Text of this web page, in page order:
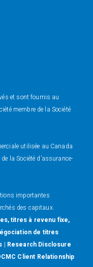
et sont fournis au
membre de la Société
utilisée au Canada
la Société d’assurance-
importantes
des capitaux.
titres à revenu fixe,
de titres
| Research Disclosure
Client Relationship